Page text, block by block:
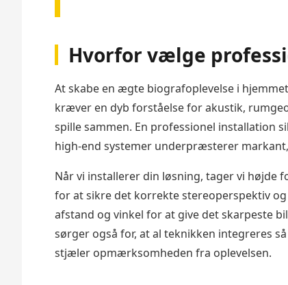
Hvorfor vælge
At skabe en ægte biografoplevelse i
kræver en dyb forståelse for akustik,
spille sammen. En professionel installation
high-end systemer underpræsterer
Når vi installerer din løsning, tager vi højde
for at sikre det korrekte stereoperspektiv
afstand og vinkel for at give det skarpeste
sørger også for, at al teknikken integreres
stjæler opmærksomheden fra oplevelsen.